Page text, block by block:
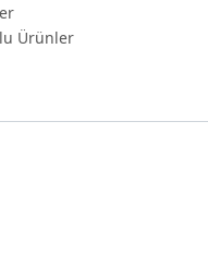
Ürünler